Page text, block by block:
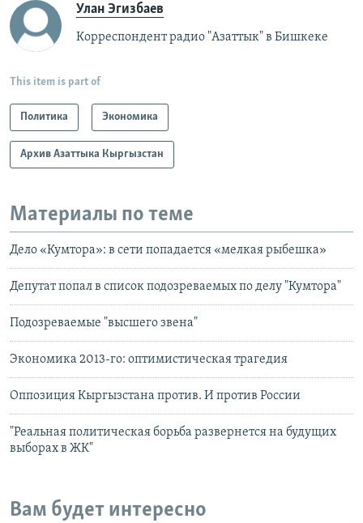
Улан Эгизбаев
Корреспондент радио "Азаттык" в Бишкеке
This item is part of
Политика Экономика
Архив Азаттыка Кыргызстан
Материалы по теме
Дело «Кумтора»: в сети попадается «мелкая рыбешка»
Депутат попал в список подозреваемых по делу "Кумтора"
Подозреваемые "высшего звена"
Экономика 2013-го: оптимистическая трагедия
Оппозиция Кыргызстана против. И против России
"Реальная политическая борьба развернется на будущих
выборах в ЖК"
Вам будет интересно